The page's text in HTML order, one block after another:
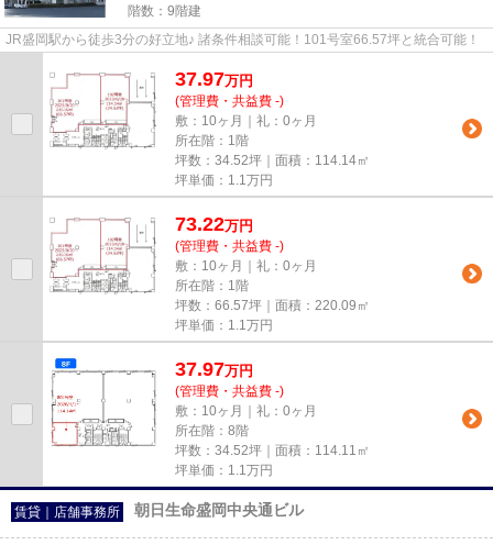
階数：9階建
JR盛岡駅から徒歩3分の好立地♪ 諸条件相談可能！101号室66.57坪と統合可能！
37.97万円
(管理費・共益費 -)
敷：10ヶ月｜礼：0ヶ月
所在階：1階
坪数：34.52坪｜面積：114.14㎡
坪単価： 1.1万円
73.22万円
(管理費・共益費 -)
敷：10ヶ月｜礼：0ヶ月
所在階：1階
坪数：66.57坪｜面積：220.09㎡
坪単価： 1.1万円
37.97万円
(管理費・共益費 -)
敷：10ヶ月｜礼：0ヶ月
所在階：8階
坪数：34.52坪｜面積：114.11㎡
坪単価： 1.1万円
賃貸｜店舗事務所 朝日生命盛岡中央通ビル